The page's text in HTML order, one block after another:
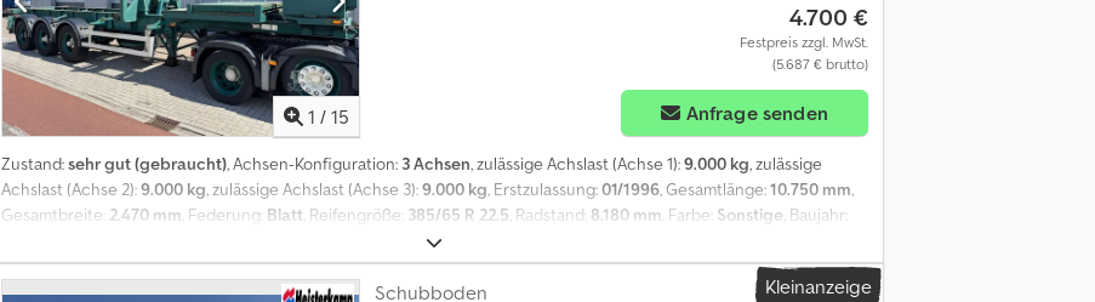
1 / 15
4.700 €
Festpreis zzgl. MwSt.
(5.687 € brutto)
Anfrage senden
Zustand:sehr gut (gebraucht), Achsen-Konfiguration: 3 Achsen, zulässige Achslast (Achse 1):9.000 kg, zulässige
Achslast (Achse 2):9.000 kg , zulässige Achslast (Achse 3):9.000 kg , Erstzulassung:01/1996 , Gesamtlänge:10.750 mm
Gesamtbreite: 2.470 mm , Federung: Blatt , Reifengröße: 385/65 R 22.5 , Radstand: 8.180 mm , Farbe: Sonstige , Baujahr:
, = Weitere Optionen und Zubehör = Sonstige - 20 Fuß Drehverschluss - Super-Single-Reifen Dcedpfxjzc Ul Es
Algsk Sonstiges - Trommelbremsen = Anmerkungen = Antriebsstrang Zapfwelle: 960 uur Aufbau Tellerhöhe: 120 cm
Tankinhalt: 150 liters = Weitere Informationen = Achskonfiguration Reifenmaß: 385/65 R 22.5 Bremsen:
Kleinanzeige
Schubboden